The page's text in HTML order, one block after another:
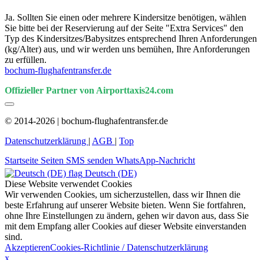
Ja. Sollten Sie einen oder mehrere Kindersitze benötigen, wählen
Sie bitte bei der Reservierung auf der Seite "Extra Services" den
Typ des Kindersitzes/Babysitzes entsprechend Ihren Anforderungen
(kg/Alter) aus, und wir werden uns bemühen, Ihre Anforderungen
zu erfüllen.
bochum-flughafentransfer.de
Offizieller Partner von Airporttaxis24.com
© 2014-2026 | bochum-flughafentransfer.de
Datenschutzerklärung | AGB | Top
Startseite Seiten SMS senden WhatsApp-Nachricht
Deutsch (DE)
Diese Website verwendet Cookies
Wir verwenden Cookies, um sicherzustellen, dass wir Ihnen die
beste Erfahrung auf unserer Website bieten. Wenn Sie fortfahren,
ohne Ihre Einstellungen zu ändern, gehen wir davon aus, dass Sie
mit dem Empfang aller Cookies auf dieser Website einverstanden
sind.
AkzeptierenCookies-Richtlinie / Datenschutzerklärung